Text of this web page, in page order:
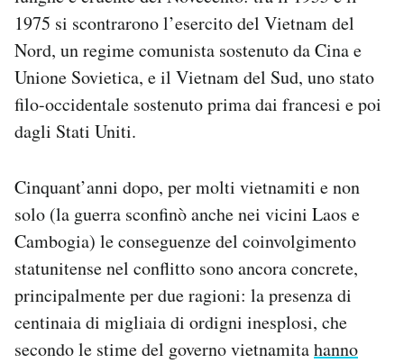
1975 si scontrarono l’esercito del Vietnam del
Nord, un regime comunista sostenuto da Cina e
Unione Sovietica, e il Vietnam del Sud, uno stato
filo-occidentale sostenuto prima dai francesi e poi
dagli Stati Uniti.
Cinquant’anni dopo, per molti vietnamiti e non
solo (la guerra sconfinò anche nei vicini Laos e
Cambogia) le conseguenze del coinvolgimento
statunitense nel conflitto sono ancora concrete,
principalmente per due ragioni: la presenza di
centinaia di migliaia di ordigni inesplosi, che
secondo le stime del governo vietnamitahanno